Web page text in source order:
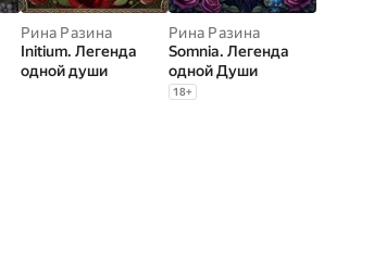
Рина Разина
Initium. Легенда
одной души
Рина Разина
Somnia. Легенда
одной Души
18+